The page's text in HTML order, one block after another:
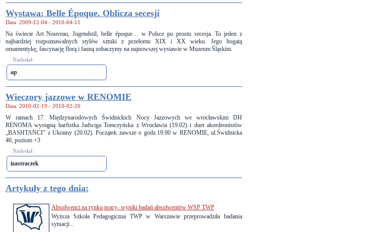
Wystawa: Belle Époque. Oblicza secesji
Data: 2009-12-04 - 2010-04-11
Na świecie Art Nouveau, Jugendstil, belle époque… w Polsce po prostu secesja. To jeden z
najbardziej rozpoznawalnych stylów sztuki z przełomu XIX i XX wieku. Jego bogatą
ornamentykę, fascynację florą i fauną zobaczymy na najnowszej wystawie w Muzeum Śląskim.
Nadesłał:
ap
Wieczory jazzowe w RENOMIE
Data: 2010-02-19 - 2010-02-20
W ramach 17. Międzynarodowych Świdnickich Nocy Jazzowych we wrocławskim DH
RENOMA wystąpią harfistka Jadwiga Tomczyńska z Wrocławia (19.02) i duet akordeonistów
„BASHTANCI” z Ukrainy (20.02). Początek zawsze o godz.19.00 w RENOMIE, ul.Świdnicka
40, poziom +3
Nadesłał:
izastraczek
Artykuły z tego dnia:
Absolwenci na rynku pracy- wyniki badań absolwentów WSP TWP
Wyższa Szkoła Pedagogiczna TWP w Warszawie przeprowadziła badania
sytuacji...